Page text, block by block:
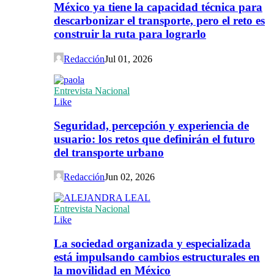
México ya tiene la capacidad técnica para
descarbonizar el transporte, pero el reto es
construir la ruta para lograrlo
RedacciónJul 01, 2026
Entrevista Nacional
Like
Seguridad, percepción y experiencia de
usuario: los retos que definirán el futuro
del transporte urbano
RedacciónJun 02, 2026
Entrevista Nacional
Like
La sociedad organizada y especializada
está impulsando cambios estructurales en
la movilidad en México